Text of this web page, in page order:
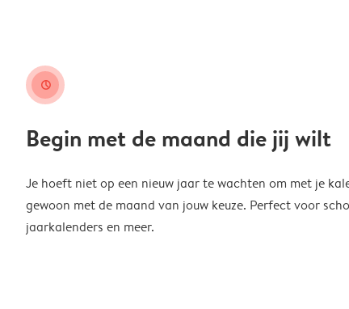
clock
Begin met de maand die jij wilt
Je hoeft niet op een nieuw jaar te wachten om met je
gewoon met de maand van jouw keuze. Perfect voor
jaarkalenders en meer.